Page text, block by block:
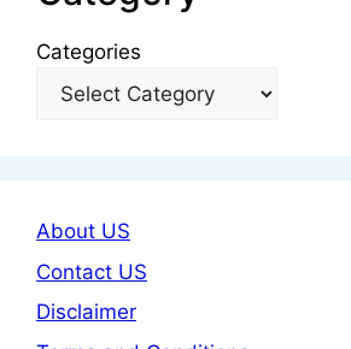
Categories
About US
Contact US
Disclaimer